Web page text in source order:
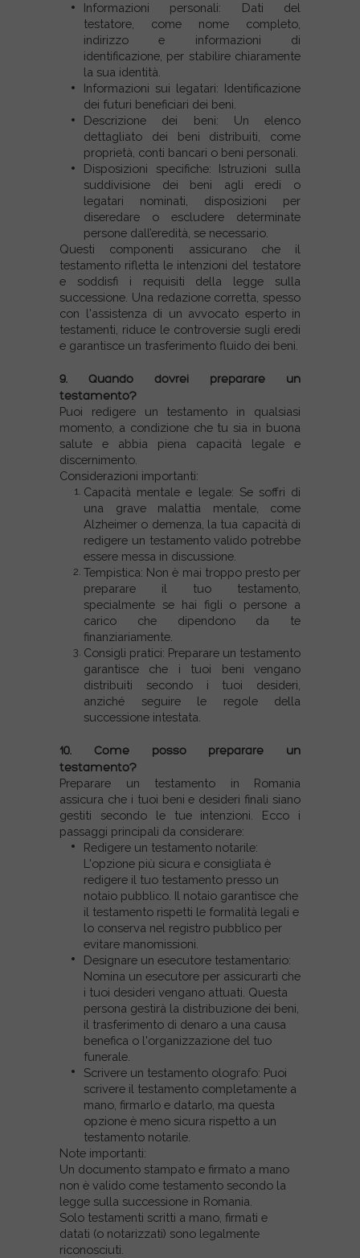
Informazioni personali: Dati del
testatore, come nome completo,
indirizzo e informazioni di
identificazione, per stabilire chiaramente
la sua identità.
Informazioni sui legatari: Identificazione
dei futuri beneficiari dei beni.
Descrizione dei beni: Un elenco
dettagliato dei beni distribuiti, come
proprietà, conti bancari o beni personali.
Disposizioni specifiche: Istruzioni sulla
suddivisione dei beni agli eredi o
legatari nominati, disposizioni per
diseredare o escludere determinate
persone dall’eredità, se necessario.
Questi componenti assicurano che il
testamento rifletta le intenzioni del testatore
e soddisfi i requisiti della legge sulla
successione. Una redazione corretta, spesso
con l'assistenza di un avvocato esperto in
testamenti, riduce le controversie sugli eredi
e garantisce un trasferimento fluido dei beni.
9. Quando dovrei preparare un
testamento?
Puoi redigere un testamento in qualsiasi
momento, a condizione che tu sia in buona
salute e abbia piena capacità legale e
discernimento.
Considerazioni importanti:
Capacità mentale e legale: Se soffri di
una grave malattia mentale, come
Alzheimer o demenza, la tua capacità di
redigere un testamento valido potrebbe
essere messa in discussione.
Tempistica: Non è mai troppo presto per
preparare il tuo testamento,
specialmente se hai figli o persone a
carico che dipendono da te
finanziariamente.
Consigli pratici: Preparare un testamento
garantisce che i tuoi beni vengano
distribuiti secondo i tuoi desideri,
anziché seguire le regole della
successione intestata.
10. Come posso preparare un
testamento?
Preparare un testamento in Romania
assicura che i tuoi beni e desideri finali siano
gestiti secondo le tue intenzioni. Ecco i
passaggi principali da considerare:
Redigere un testamento notarile:
L'opzione più sicura e consigliata è
redigere il tuo testamento presso un
notaio pubblico. Il notaio garantisce che
il testamento rispetti le formalità legali e
lo conserva nel registro pubblico per
evitare manomissioni.
Designare un esecutore testamentario:
Nomina un esecutore per assicurarti che
i tuoi desideri vengano attuati. Questa
persona gestirà la distribuzione dei beni,
il trasferimento di denaro a una causa
benefica o l'organizzazione del tuo
funerale.
Scrivere un testamento olografo: Puoi
scrivere il testamento completamente a
mano, firmarlo e datarlo, ma questa
opzione è meno sicura rispetto a un
testamento notarile.
Note importanti:
Un documento stampato e firmato a mano
non è valido come testamento secondo la
legge sulla successione in Romania.
Solo testamenti scritti a mano, firmati e
datati (o notarizzati) sono legalmente
riconosciuti.